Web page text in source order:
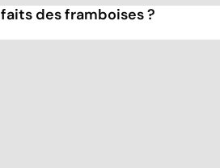
des framboises ?